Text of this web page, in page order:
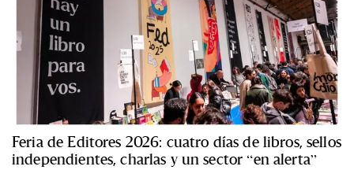
Feria de Editores 2026: cuatro días de libros, sellos
independientes, charlas y un sector “en alerta”